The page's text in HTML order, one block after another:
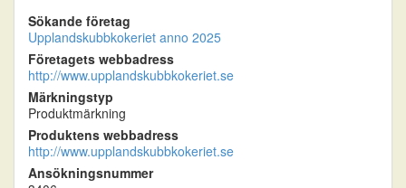
Sökande företag
Upplandskubbkokeriet anno 2025
Företagets webbadress
http://www.upplandskubbkokeriet.se
Märkningstyp
Produktmärkning
Produktens webbadress
http://www.upplandskubbkokeriet.se
Ansökningsnummer